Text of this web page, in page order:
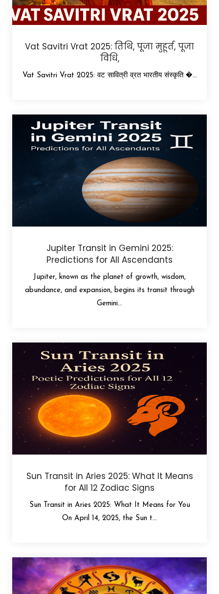
Vat Savitri Vrat 2025: तिथि, पूजा मुहूर्त, पूजा
विधि,
Vat Savitri Vrat 2025: वट सावित्री व्रत भारतीय संस्कृति �...
Jupiter Transit in Gemini 2025:
Predictions for All Ascendants
Jupiter, known as the planet of growth, wisdom,
abundance, and expansion, begins its transit through
Gemini...
Sun Transit in Aries 2025: What It Means
for All 12 Zodiac Signs
Sun Transit in Aries 2025: What It Means for You
On April 14, 2025, the Sun t...